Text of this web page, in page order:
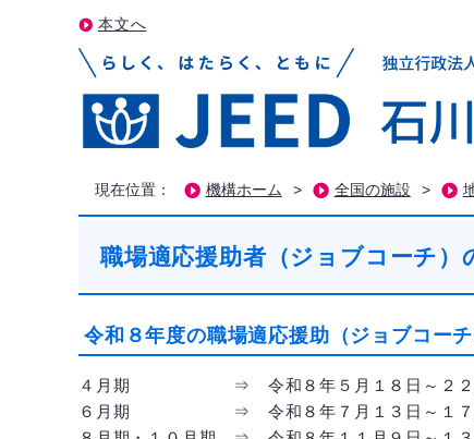
本文へ
現在位置： 機構ホーム > 全国の施設 >
職場適応援助者（ジョブコーチ）
令和８年度の職場適応援助（ジョブコー
４月期 ⇒ 令和８年５月１８日～２２日
６月期 ⇒ 令和８年７月１３日～１７日